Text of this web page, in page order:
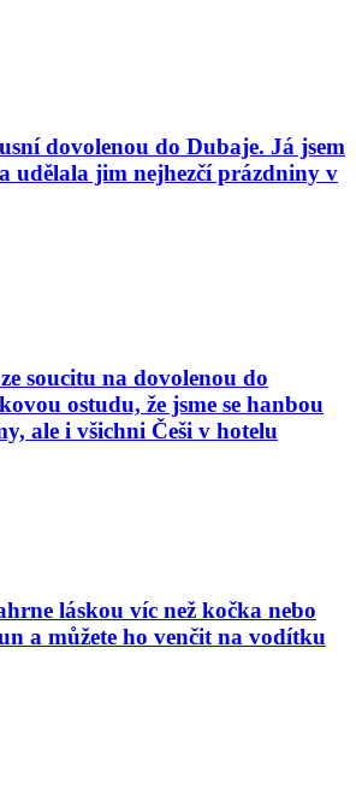
dovolenou do Dubaje. Já jsem
udělala jim nejhezčí prázdniny v
soucitu na dovolenou do
ostudu, že jsme se hanbou
ale i všichni Češi v hotelu
láskou víc než kočka nebo
a můžete ho venčit na vodítku